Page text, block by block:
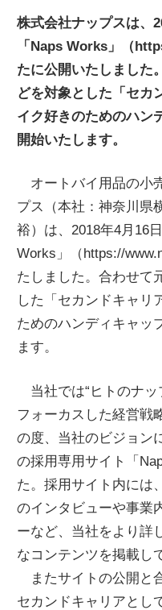
株式会社ナップスは、
「Naps Works」（
たに公開いたしました
どを対象とした「セカ
イク好きのためのハン
開始いたします。
オートバイ用品の小
プス（本社：神奈川県
裕）は、2018年4月16
Works」（https://
たしました。合わせて
した「セカンドキャリ
ためのハンディキャッ
ます。
当社では“ヒトのナッ
フォーカスした経営戦
の度、当社のビジョン
の採用専用サイト「
た。採用サイト内には
のインタビューや事業
ーなど、当社をより詳
なコンテンツを掲載し
またサイトの公開と
セカンドキャリアとし